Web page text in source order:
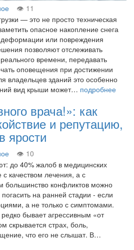
11
— это не просто техническая
опасное накопление снега
или повреждения
позволяют отслеживать
времени, передавать
оповещения при достижении
владельцев зданий это особенно
вид крыши может… подробнее
врача!»: как
и репутацию,
ярости
10
до 40% жалоб в медицинских
качеством лечения, а с
большинство конфликтов можно
на ранней стадии - если
а не только с симптомами.
бывает агрессивным «от
скрывается страх, боль,
что его не слышат. В…